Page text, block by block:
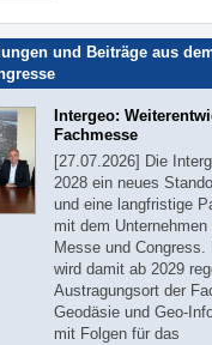
und Beiträge aus
Intergeo:
Fachmesse
[27.07.2026] Die
2028 ein neues
und eine langfristige
mit dem Unternehmen
Messe und Congress.
wird damit ab 2029
Austragungsort der
Geodäsie und Geo-
mit Folgen für das